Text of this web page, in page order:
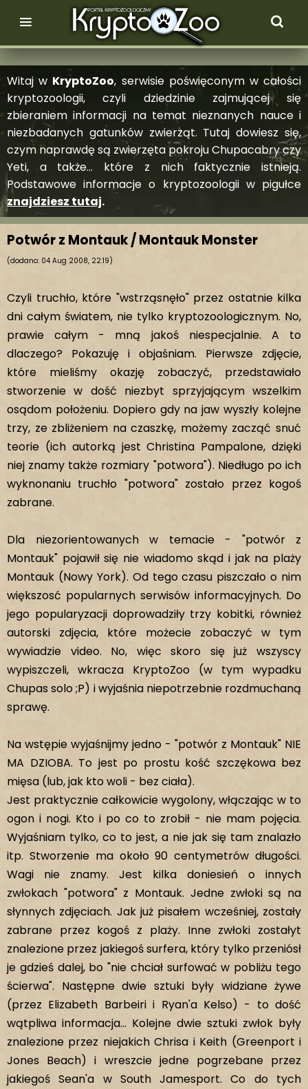
Witaj w KryptoZoo, serwisie poświęconym w całości
kryptozoologii, czyli dziedzinie zajmującej się
zbieraniem informacji na temat nieznanych nauce i
niezbadanych gatunków zwierząt. Tutaj dowiesz się,
czym naprawdę są zwierzęta pokroju Chupacabry czy
Yeti, a także... które z nich faktycznie istnieją.
Podstawowe informacje o kryptozoologii w pigułce
znajdziesz tutaj.
Potwór z Montauk / Montauk Monster
(dodano: 04 Aug 2008, 22:19)
Czyli truchło, które "wstrząsnęło" przez ostatnie kilka
dni całym światem, nie tylko kryptozoologicznym. No,
prawie całym - mną jakoś niespecjalnie. A to
dlaczego? Pokazuję i objaśniam. Pierwsze zdjęcie,
które mieliśmy okazję zobaczyć, przedstawiało
stworzenie w dość niezbyt sprzyjającym wszelkim
osądom położeniu. Dopiero gdy na jaw wyszły kolejne
trzy, ze zbliżeniem na czaszkę, możemy zacząć snuć
teorie (ich autorką jest Christina Pampalone, dzięki
niej znamy także rozmiary "potwora"). Niedługo po ich
wyknonaniu truchło "potwora" zostało przez kogoś
zabrane.
Dla niezorientowanych w temacie - "potwór z
Montauk" pojawił się nie wiadomo skąd i jak na plaży
Montauk (Nowy York). Od tego czasu piszczało o nim
większosć popularnych serwisów informacyjnych. Do
jego popularyzacji doprowadziły trzy kobitki, również
autorski zdjęcia, które możecie zobaczyć w tym
wywiadzie video. No, więc skoro się już wszyscy
wypiszczeli, wkracza KryptoZoo (w tym wypadku
Chupas solo ;P) i wyjaśnia niepotrzebnie rozdmuchaną
sprawę.
Na wstępie wyjaśnijmy jedno - "potwór z Montauk" NIE
MA DZIOBA. To jest po prostu kość szczękowa bez
mięsa (lub, jak kto woli - bez ciała).
Jest praktycznie całkowicie wygolony, włączając w to
ogon i nogi. Kto i po co to zrobił - nie mam pojęcia.
Wyjaśniam tylko, co to jest, a nie jak się tam znalazło
itp. Stworzenie ma około 90 centymetrów długości.
Wagi nie znamy. Jest kilka doniesień o innych
zwłokach "potwora" z Montauk. Jedne zwłoki są na
słynnych zdjęciach. Jak już pisałem wcześniej, zostały
zabrane przez kogoś z plaży. Inne zwłoki zostałyt
znalezione przez jakiegoś surfera, który tylko przeniósł
je gdzieś dalej, bo "nie chciał surfować w pobliżu tego
ścierwa". Następne dwie sztuki były widziane żywe
(przez Elizabeth Barbeiri i Ryan'a Kelso) - to dość
wątpliwa informacja... Kolejne dwie sztuki zwłok były
znalezione przez niejakich Chrisa i Keith (Greenport i
Jones Beach) i wreszcie jedne pogrzebane przez
jakiegoś Sean'a w South Jamesport. Co do tych